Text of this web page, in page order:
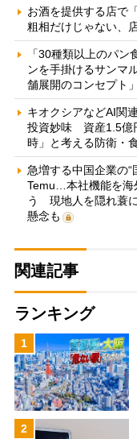
お酒を提供する店で
粗相だけじゃない、
「30種類以上のパ
ンを手掛けるサンマ
舗展開のコンセプト
キオクシアなどAI関
投資妙味 資産1.5億
時」と考える防衛・
急増する中国企業の“
Temu…本社機能を海
う 現地人を隠れ蓑
懸念も
関連記事
ランキング
1
2